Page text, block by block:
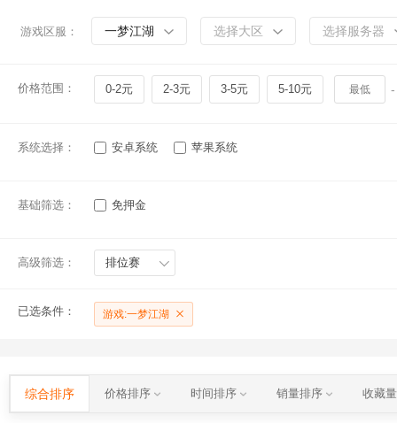
游戏区服： 一梦江湖 选择大区 选择服务器
价格范围： 0-2元 2-3元 3-5元 5-10元 -
系统选择： 安卓系统 苹果系统
基础筛选： 免押金
高级筛选： 排位赛
已选条件： 游戏:一梦江湖
综合排序 价格排序 时间排序 销量排序 收藏